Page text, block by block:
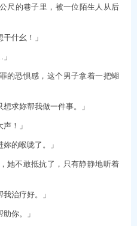
尺的巷子里，被一位陌生人从后
什幺！」
的恐惧感，这个男子拿着一把蝴
求妳帮我做一件事。」
！」
的喉咙了。」
她不敢抵抗了，只有静静地听着
治疗好。」
你。」